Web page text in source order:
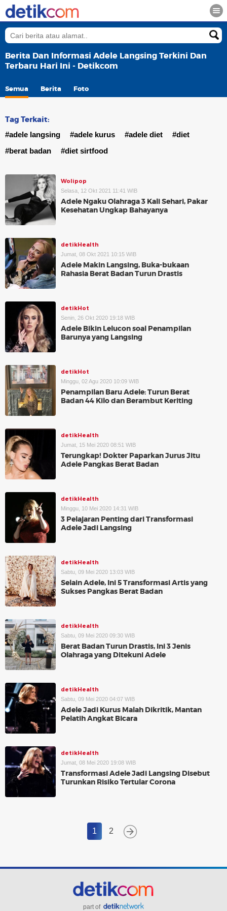
Berita Dan Informasi Adele Langsing Terkini Dan
Terbaru Hari Ini - Detikcom
Semua Berita Foto
Tag Terkait:
#adele langsing #adele kurus #adele diet
#diet
#berat badan
#diet sirtfood
Wolipop
Selasa, 12 Okt 2021 11:41 WIB
Adele Ngaku Olahraga 3 Kali Sehari, Pakar
Kesehatan Ungkap Bahayanya
detikHealth
Jumat, 08 Okt 2021 10:15 WIB
Adele Makin Langsing, Buka-bukaan
Rahasia Berat Badan Turun Drastis
detikHot
Senin, 26 Okt 2020 19:18 WIB
Adele Bikin Lelucon soal Penampilan
Barunya yang Langsing
detikHot
Minggu, 02 Agu 2020 10:09 WIB
Penampilan Baru Adele: Turun Berat
Badan 44 Kilo dan Berambut Keriting
detikHealth
Jumat, 15 Mei 2020 08:51 WIB
Terungkap! Dokter Paparkan Jurus Jitu
Adele Pangkas Berat Badan
detikHealth
Minggu, 10 Mei 2020 14:31 WIB
3 Pelajaran Penting dari Transformasi
Adele Jadi Langsing
detikHealth
Sabtu, 09 Mei 2020 13:03 WIB
Selain Adele, Ini 5 Transformasi Artis yang
Sukses Pangkas Berat Badan
detikHealth
Sabtu, 09 Mei 2020 09:30 WIB
Berat Badan Turun Drastis, Ini 3 Jenis
Olahraga yang Ditekuni Adele
detikHealth
Sabtu, 09 Mei 2020 04:07 WIB
Adele Jadi Kurus Malah Dikritik, Mantan
Pelatih Angkat Bicara
detikHealth
Jumat, 08 Mei 2020 19:08 WIB
Transformasi Adele Jadi Langsing Disebut
Turunkan Risiko Tertular Corona
1 2
part of